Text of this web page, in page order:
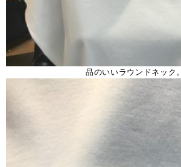
品のいいラウンドネック。